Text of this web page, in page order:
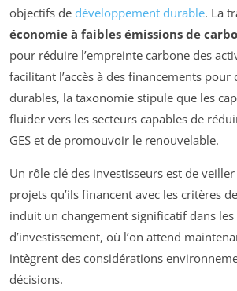
objectifs de développement durable. La
économie à faibles émissions de
pour réduire l’empreinte carbone des
facilitant l’accès à des financements pour
durables, la taxonomie stipule que les
fluider vers les secteurs capables de
GES et de promouvoir le renouvelable.
Un rôle clé des investisseurs est de
projets qu’ils financent avec les critères
induit un changement significatif dans
d’investissement, où l’on attend
intègrent des considérations
décisions.